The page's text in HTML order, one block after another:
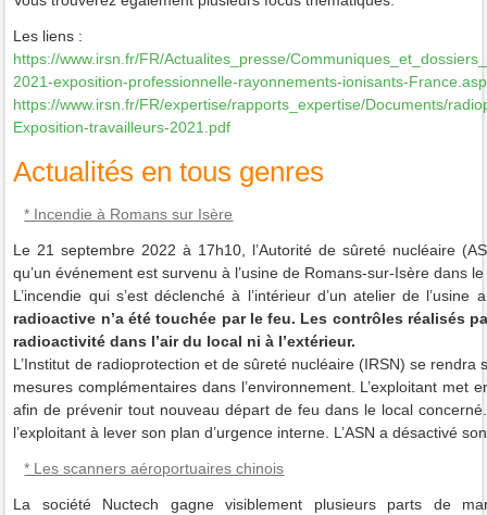
Les liens :
https://www.irsn.fr/FR/Actualites_presse/
2021-exposition-professionnelle-rayonnements-ionisants-
https://www.irsn.fr/FR/expertise/rapports_expertise/Documents/
Exposition-travailleurs-2021.pdf
Actualités en tous genres
* Incendie à Romans sur Isère
Le 21 septembre 2022 à 17h10, l’Autorité de sûreté nucléaire
qu’un événement est survenu à l’usine de Romans-sur-Isère dans
L’incendie qui s’est déclenché à l’intérieur d’un atelier de
radioactive n’a été touchée par le feu. Les contrôles réalisés
radioactivité dans l’air du local ni à l’extérieur.
L’Institut de radioprotection et de sûreté nucléaire (IRSN) se
mesures complémentaires dans l’environnement. L’exploitant met
afin de prévenir tout nouveau départ de feu dans le local
l’exploitant à lever son plan d’urgence interne. L’ASN a désactivé
* Les scanners aéroportuaires chinois
La société Nuctech gagne visiblement plusieurs parts de